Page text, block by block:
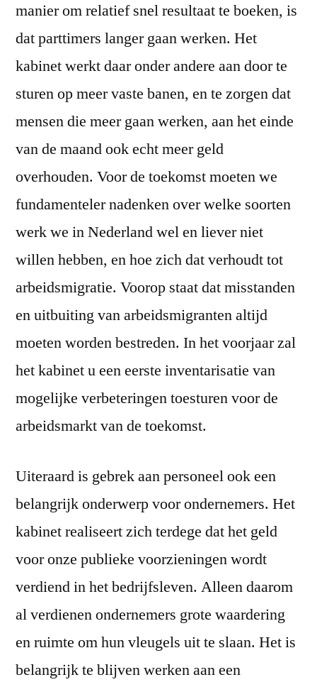
manier om relatief snel resultaat te boeken, is
dat parttimers langer gaan werken. Het
kabinet werkt daar onder andere aan door te
sturen op meer vaste banen, en te zorgen dat
mensen die meer gaan werken, aan het einde
van de maand ook echt meer geld
overhouden. Voor de toekomst moeten we
fundamenteler nadenken over welke soorten
werk we in Nederland wel en liever niet
willen hebben, en hoe zich dat verhoudt tot
arbeidsmigratie. Voorop staat dat misstanden
en uitbuiting van arbeidsmigranten altijd
moeten worden bestreden. In het voorjaar zal
het kabinet u een eerste inventarisatie van
mogelijke verbeteringen toesturen voor de
arbeidsmarkt van de toekomst.
Uiteraard is gebrek aan personeel ook een
belangrijk onderwerp voor ondernemers. Het
kabinet realiseert zich terdege dat het geld
voor onze publieke voorzieningen wordt
verdiend in het bedrijfsleven. Alleen daarom
al verdienen ondernemers grote waardering
en ruimte om hun vleugels uit te slaan. Het is
belangrijk te blijven werken aan een